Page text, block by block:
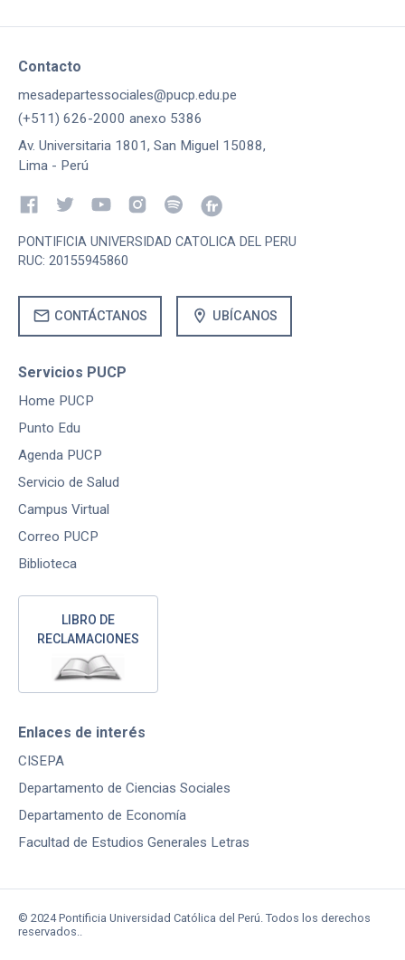
Contacto
mesadepartessociales@pucp.edu.pe
(+511) 626-2000 anexo 5386
Av. Universitaria 1801, San Miguel 15088,
Lima - Perú
PONTIFICIA UNIVERSIDAD CATOLICA DEL PERU
RUC: 20155945860
mail CONTÁCTANOS location_on UBÍCANOS
Servicios PUCP
Home PUCP
Punto Edu
Agenda PUCP
Servicio de Salud
Campus Virtual
Correo PUCP
Biblioteca
LIBRO DE
RECLAMACIONES
Enlaces de interés
CISEPA
Departamento de Ciencias Sociales
Departamento de Economía
Facultad de Estudios Generales Letras
© 2024 Pontificia Universidad Católica del Perú. Todos los derechos
reservados..